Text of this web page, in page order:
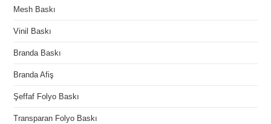
Mesh Baskı
Vinil Baskı
Branda Baskı
Branda Afiş
Şeffaf Folyo Baskı
Transparan Folyo Baskı